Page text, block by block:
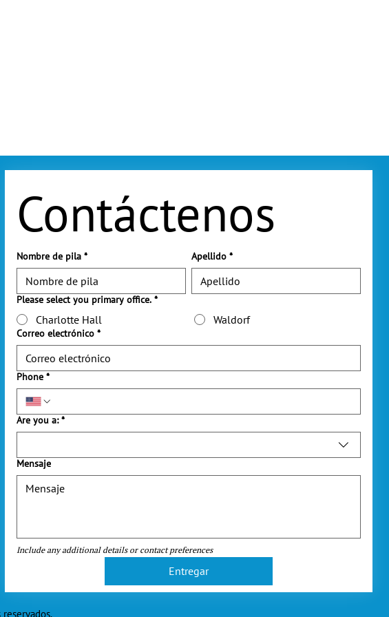
Contáctenos
Nombre de pila * Apellido *
Please select you primary office. *
Charlotte Hall Waldorf
Correo electrónico *
Phone *
Are you a: *
Mensaje
Include any additional details or contact preferences
Entregar